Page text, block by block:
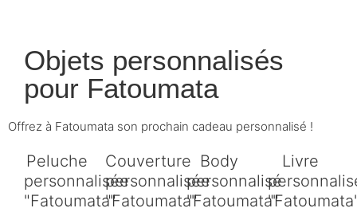
Objets personnalisés
pour Fatoumata
Offrez à Fatoumata son prochain cadeau personnalisé !
Peluche
personnalisée
"Fatoumata"
Couverture
personnalisée
"Fatoumata"
Body
personnalisé
"Fatoumata"
Livre